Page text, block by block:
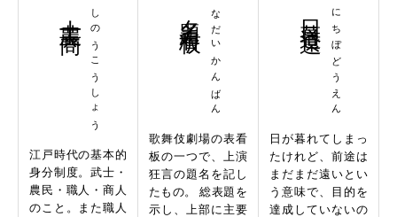
しのうこうしょう
江戸時代の基本的
身分制度。武士・
農民・職人・商人
のこと。また職人
なだいかんばん
歌舞伎劇場の表看
板の一つで、上演
狂言の題名を記し
たもの。 総表題を
示し、上部に主要
にちぼどうえん
日が暮れてしまっ
たけれど、前途は
まだまだ遠いとい
う意味で、目的を
達成していないの